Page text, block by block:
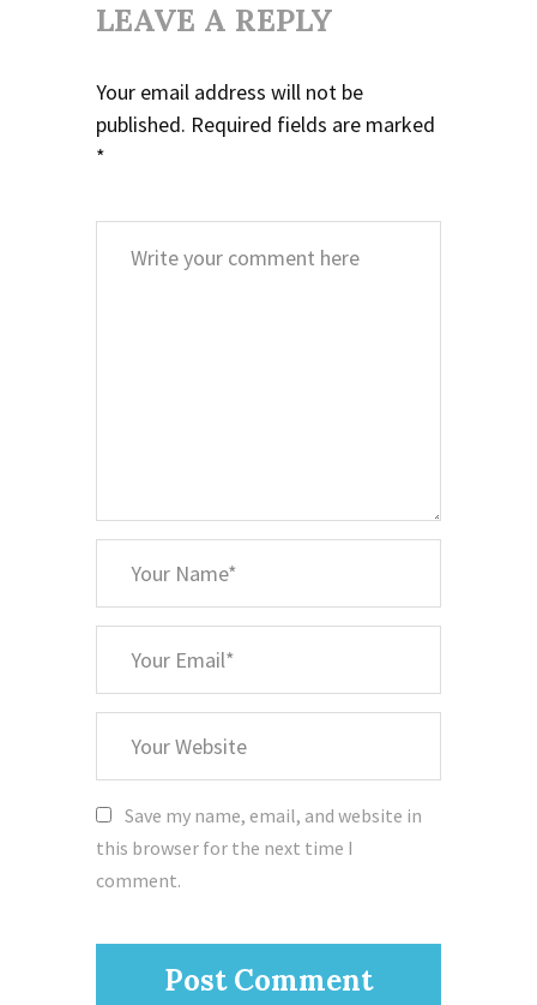
LEAVE A REPLY
Your email address will not be
published. Required fields are marked
*
Name
Email
Website
Save my name, email, and website in
this browser for the next time I
comment.